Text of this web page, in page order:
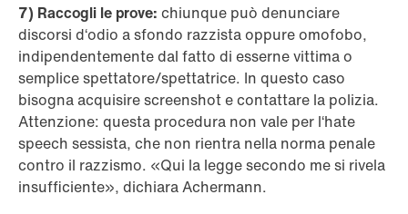
7) Raccogli le prove: chiunque può denunciare
discorsi d‘odio a sfondo razzista oppure omofobo,
indipendentemente dal fatto di esserne vittima o
semplice spettatore/spettatrice. In questo caso
bisogna acquisire screenshot e contattare la polizia.
Attenzione: questa procedura non vale per l‘hate
speech sessista, che non rientra nella norma penale
contro il razzismo. «Qui la legge secondo me si rivela
insufficiente», dichiara Achermann.